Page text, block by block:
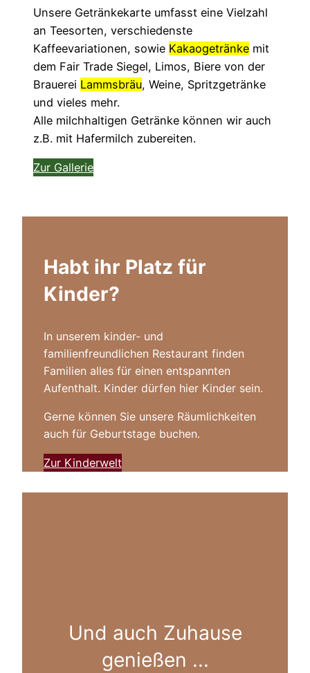
Unsere Getränkekarte umfasst eine Vielzahl
an Teesorten, verschiedenste
Kaffeevariationen, sowie Kakaogetränke mit
dem Fair Trade Siegel, Limos, Biere von der
Brauerei Lammsbräu, Weine, Spritzgetränke
und vieles mehr.
Alle milchhaltigen Getränke können wir auch
z.B. mit Hafermilch zubereiten.
Zur Gallerie
Habt ihr Platz für
Kinder?
In unserem kinder- und
familienfreundlichen Restaurant finden
Familien alles für einen entspannten
Aufenthalt. Kinder dürfen hier Kinder sein.
Gerne können Sie unsere Räumlichkeiten
auch für Geburtstage buchen.
Zur Kinderwelt
Und auch Zuhause
genießen ...